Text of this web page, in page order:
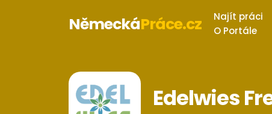
NěmeckáPráce.cz Najít práci
O Portále
Edelwies